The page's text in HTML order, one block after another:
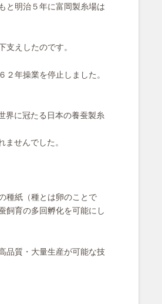
と明治５年に富岡製糸場は
支えしたのです。
年操業を停止しました。
界に冠たる日本の養蚕製糸
せんでした。
種紙（種とは卵のことで
飼育の多回孵化を可能にし
品質・大量生産が可能な技